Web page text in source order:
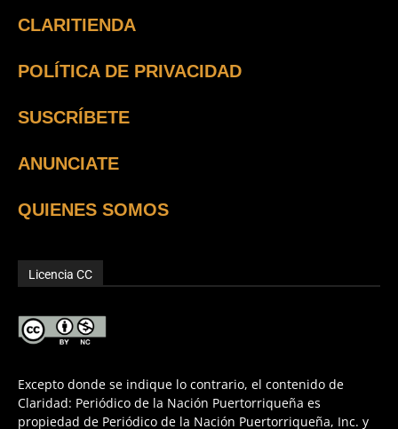
CLARITIENDA
POLÍTICA DE PRIVACIDAD
SUSCRÍBETE
ANUNCIATE
QUIENES SOMOS
Licencia CC
Excepto donde se indique lo contrario, el contenido de
Claridad: Periódico de la Nación Puertorriqueña es
propiedad de Periódico de la Nación Puertorriqueña, Inc. y